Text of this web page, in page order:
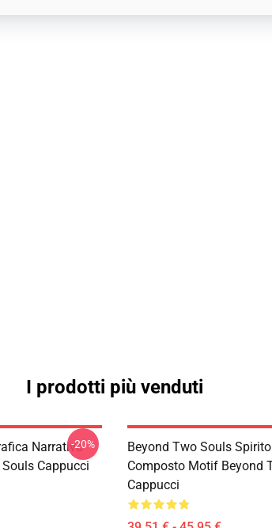
I prodotti più venduti
Narrativa
Cappucci
-20%
Beyond Two Souls
Composto Motif Beyond
Cappucci